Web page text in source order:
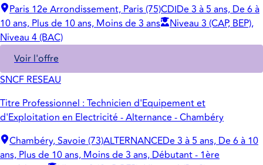
Paris 12e Arrondissement, Paris (75)CDIDe 3 à 5 ans, De 6 à
10 ans, Plus de 10 ans, Moins de 3 ans
Niveau 3 (CAP, BEP),
Niveau 4 (BAC)
Voir l'offre
SNCF RESEAU
Titre Professionnel : Technicien d'Equipement et
d'Exploitation en Electricité - Alternance - Chambéry
Chambéry, Savoie (73)ALTERNANCEDe 3 à 5 ans, De 6 à 10
ans, Plus de 10 ans, Moins de 3 ans, Débutant - 1ère